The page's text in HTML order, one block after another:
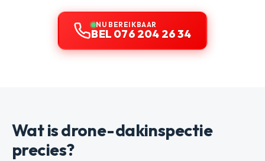
NU BEREIKBAAR
BEL 076 204 26 34
Wat is drone-dakinspectie
precies?